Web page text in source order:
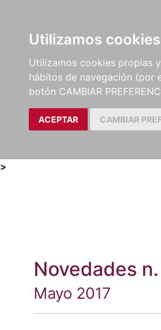
Utilizamos cookies
Utilizamos cookies propias
hábitos de navegación
botón CAMBIAR
ACEPTAR CAMBIAR
LIBROS
MÉTODOS Y
EJERCICIOS
>
Novedades
Mayo 2017